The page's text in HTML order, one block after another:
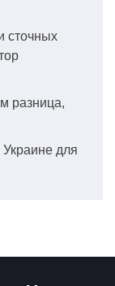
сточных
разница,
для